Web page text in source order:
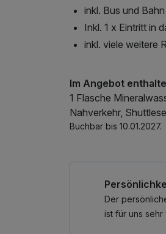
inkl. Bus und
Inkl. 1 x Eintritt in
inkl. viele weitere
Im Angebot
1 Flasche
Nahverkehr,
Buchbar bis 10.01.2027.
Der
ist für uns sehr